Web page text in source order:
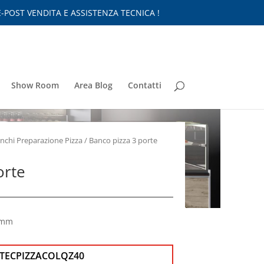
VENDITA E ASSISTENZA TECNICA !
Show Room Area Blog Contatti
Preparazione Pizza / Banco pizza 3 porte